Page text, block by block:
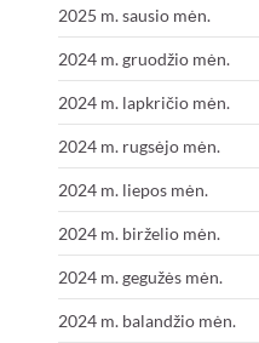
2025 m. sausio mėn.
2024 m. gruodžio mėn.
2024 m. lapkričio mėn.
2024 m. rugsėjo mėn.
2024 m. liepos mėn.
2024 m. birželio mėn.
2024 m. gegužės mėn.
2024 m. balandžio mėn.